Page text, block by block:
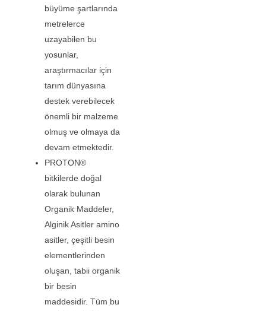
büyüme şartlarında
metrelerce
uzayabilen bu
yosunlar,
araştırmacılar için
tarım dünyasına
destek verebilecek
önemli bir malzeme
olmuş ve olmaya da
devam etmektedir.
PROTON®
bitkilerde doğal
olarak bulunan
Organik Maddeler,
Alginik Asitler amino
asitler, çeşitli besin
elementlerinden
oluşan, tabii organik
bir besin
maddesidir. Tüm bu